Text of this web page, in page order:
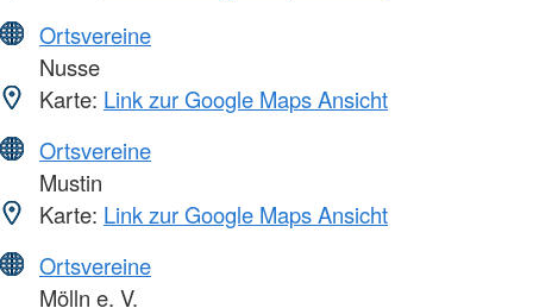
Ortsvereine
Nusse
Karte: Link zur Google Maps Ansicht
Ortsvereine
Mustin
Karte: Link zur Google Maps Ansicht
Ortsvereine
Mölln e. V.